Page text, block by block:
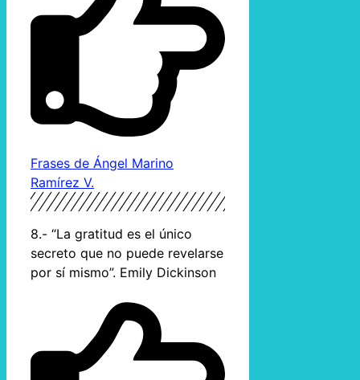
Frases de Ángel Marino
Ramírez V.
8.- “La gratitud es el único
secreto que no puede revelarse
por sí mismo”. Emily Dickinson